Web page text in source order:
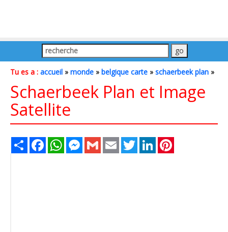
Tu es a : accueil » monde » belgique carte » schaerbeek plan »
Schaerbeek Plan et Image
Satellite
Share FacebookWhatsAppMessenger
Gmail Email TwitterLinkedIn